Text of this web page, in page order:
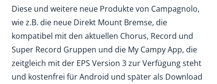
Diese und weitere neue Produkte von Campagnolo,
wie z.B. die neue Direkt Mount Bremse, die
kompatibel mit den aktuellen Chorus, Record und
Super Record Gruppen und die My Campy App, die
zeitgleich mit der EPS Version 3 zur Verfügung steht
und kostenfrei für Android und später als Download